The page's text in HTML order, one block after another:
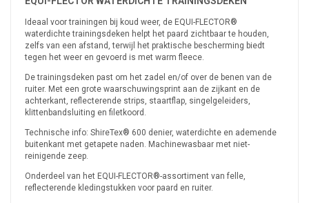
Ideaal voor trainingen bij koud weer, de EQUI-FLECTOR®
waterdichte trainingsdeken helpt het paard zichtbaar te houden,
zelfs van een afstand, terwijl het praktische bescherming biedt
tegen het weer en gevoerd is met warm fleece.
De trainingsdeken past om het zadel en/of over de benen van de
ruiter. Met een grote waarschuwingsprint aan de zijkant en de
achterkant, reflecterende strips, staartflap, singelgeleiders,
klittenbandsluiting en filetkoord.
Technische info: ShireTex® 600 denier, waterdichte en ademende
buitenkant met getapete naden. Machinewasbaar met niet-
reinigende zeep.
Onderdeel van het EQUI-FLECTOR®-assortiment van felle,
reflecterende kledingstukken voor paard en ruiter.